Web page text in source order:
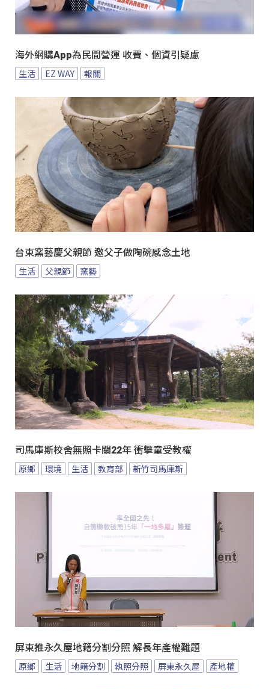
海外網購App為民間營運 收費、個資引疑慮
生活 EZ WAY 報關
台東窯藝慶父親節 邀父子做陶碗感念土地
生活 父親節 窯藝
司馬庫斯校舍無照卡關22年 衝擊童受教權
原鄉 環境 生活 教育部 新竹司馬庫斯
屏東推永久屋地籍分割分照 解長年產權難題
原鄉 生活 地籍分割 執照分照 屏東永久屋 產地權